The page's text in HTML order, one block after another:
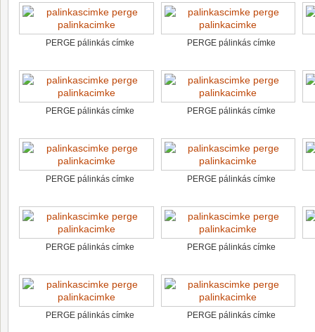
PERGE pálinkás címke PERGE pálinkás címke
PERGE pálinkás címke PERGE pálinkás címke
PERGE pálinkás címke PERGE pálinkás címke
PERGE pálinkás címke PERGE pálinkás címke
PERGE pálinkás címke PERGE pálinkás címke